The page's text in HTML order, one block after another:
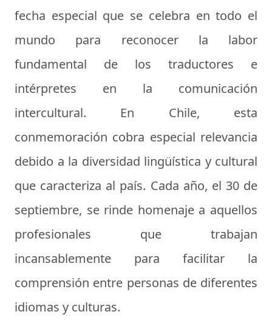
fecha especial que se celebra en todo el
mundo para reconocer la labor
fundamental de los traductores e
intérpretes en la comunicación
intercultural. En Chile, esta
conmemoración cobra especial relevancia
debido a la diversidad lingüística y cultural
que caracteriza al país. Cada año, el 30 de
septiembre, se rinde homenaje a aquellos
profesionales que trabajan
incansablemente para facilitar la
comprensión entre personas de diferentes
idiomas y culturas.